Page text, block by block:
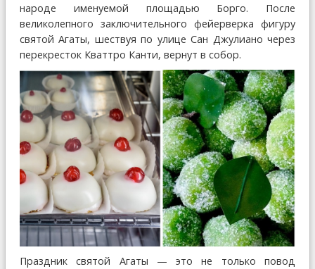
народе именуемой площадью Борго. После
великолепного заключительного фейерверка фигуру
святой Агаты, шествуя по улице Сан Джулиано через
перекресток Кваттро Канти, вернут в собор.
Праздник святой Агаты — это не только повод